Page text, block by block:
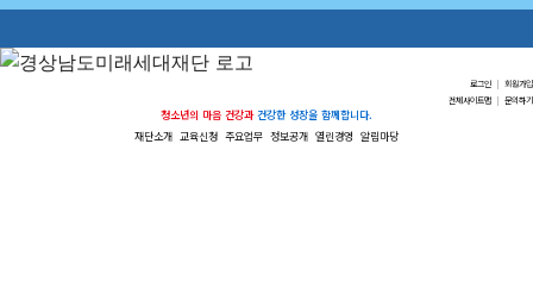
로그인 | 회원가입
전체사이트맵 | 문의하기
청소년의 마음 건강과 건강한 성장을 함께합니다.
재단소개 교육신청 주요업무 정보공개 열린경영 알림마당